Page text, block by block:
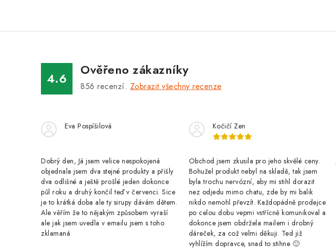
4.6
Ověřeno zákazníky
856 recenzí. Zobrazit všechny recenze
Eva Pospíšilová
Dobrý den, Já jsem velice nespokojená
objednala jsem dva stejné produkty a přišly
dva odlišné a ještě prošlé jeden dokonce
půl roku a druhý končil teď v červenci. Sice
je to krátká doba ale ty sirupy dávám dětem.
Ale věřím že to nějakým způsobem vyraší
ale jak jsem uvedla v emailu jsem s toho
zklamaná
Kočičí Zen
Obchod jsem zkusila pro jeho skvělé ceny.
Bohužel produkt nebyl na skladě, tak jsem
byla trochu nervózní, aby mi stihl dorazit
nez odjedu mimo chatu, zde by mi balik
nikdo nemohl převzít. Každopádně prodejce
po celou dobu vepmi vstřícně komunikoval a
dokonce jsem obdržela mailem i drobný
dáreček, za což velmi děkuji. Ted již
vyhlížím dopravce, snad to stihne 🙂